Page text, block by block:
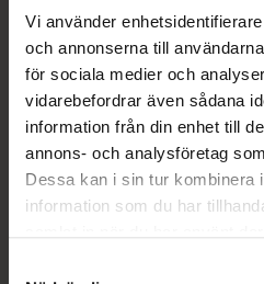
Vi använder
och annonserna till
för sociala medier och
vidarebefordrar även sådana
information från din enhet till
annons- och analysföretag
Dessa kan i sin tur kombinera
information som du har
Beskrivning
Läs alltid
användning.
EAN:
06432100046277